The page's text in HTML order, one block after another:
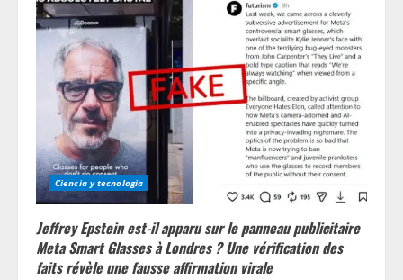
Ciencia y tecnologia
Jeffrey Epstein est-il apparu sur le panneau publicitaire
Meta Smart Glasses à Londres ? Une vérification des
faits révèle une fausse affirmation virale